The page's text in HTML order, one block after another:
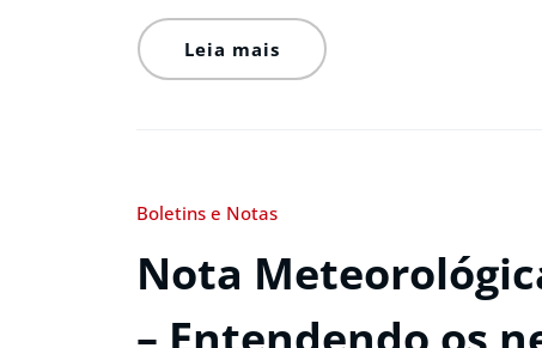
Leia mais
Boletins e Notas
Nota